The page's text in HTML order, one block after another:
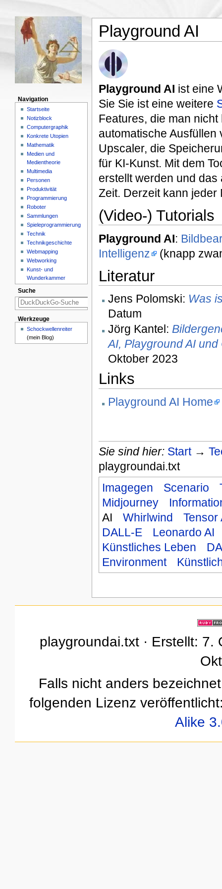
Playground AI
Playground AI ist eine
Sie Sie ist eine weitere
Features, die man
automatische Ausfüllen
Upscaler, die
für KI-Kunst. Mit dem
erstellt werden und
Zeit. Derzeit kann jeder
(Video-) Tutorials
Playground AI:
Intelligenz (knapp
Literatur
Jens Polomski: Was
Datum
Jörg Kantel:
AI, Playground AI und
Oktober 2023
Links
Playground AI Home
Sie sind hier: Start→
playgroundai.txt
Imagegen
Scenario
Midjourney
AI
Whirlwind
Tensor
DALL-E
Leonardo AI
Künstliches Leben
Environment
Navigation
Startseite
Notizblock
Computergraphik
Konkrete Utopien
Mathematik
Medien und
Medientheorie
Multimedia
Personen
Produktivität
Programmierung
Roboter
Sammlungen
Spieleprogrammierung
Technik
Technikgeschichte
Webmapping
Webworking
Kunst- und
Wunderkammer
Suche
Werkzeuge
Schockwellenreiter
(mein Blog)
playgroundai.txt · Erstellt:
Falls nicht anders
folgenden Lizenz
Alike